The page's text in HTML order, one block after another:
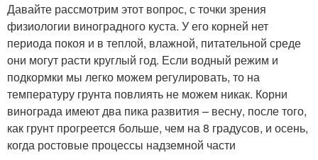
Давайте рассмотрим этот вопрос, с точки зрения
физиологии виноградного куста. У его корней нет
периода покоя и в теплой, влажной, питательной среде
они могут расти круглый год. Если водный режим и
подкормки мы легко можем регулировать, то на
температуру грунта повлиять не можем никак. Корни
винограда имеют два пика развития – весну, после того,
как грунт прогреется больше, чем на 8 градусов, и осень,
когда ростовые процессы надземной части